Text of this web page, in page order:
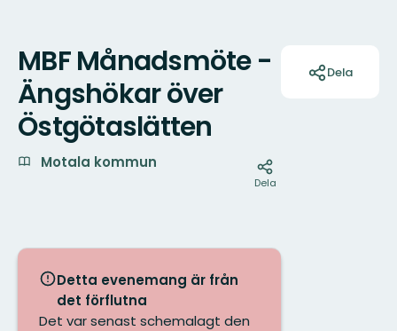
MBF Månadsmöte -
Ängshökar över
Östgötaslätten
Motala kommun
Dela
Detta evenemang är från
det förflutna
Det var senast schemalagt den
Dela